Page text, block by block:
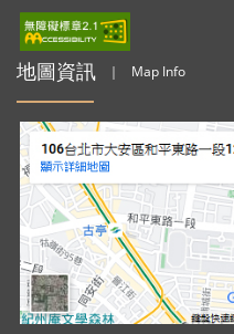
地圖資訊 ｜ Map Info